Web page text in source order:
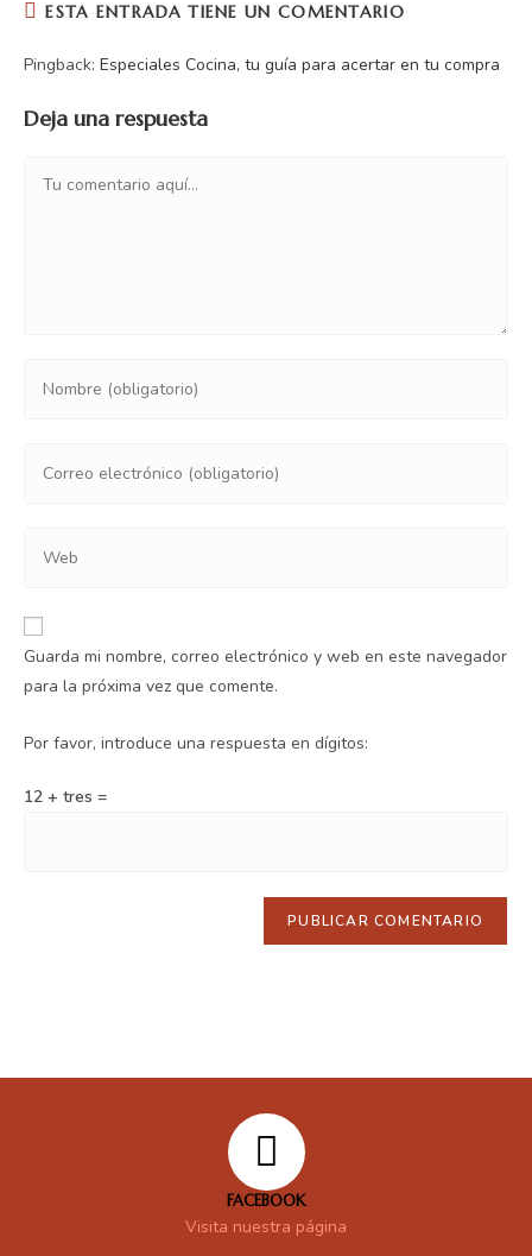
ESTA ENTRADA TIENE UN COMENTARIO
Pingback: Especiales Cocina, tu guía para acertar en tu compra
Deja una respuesta
Guarda mi nombre, correo electrónico y web en este navegador
para la próxima vez que comente.
Por favor, introduce una respuesta en dígitos:
12 + tres =
FACEBOOK
Visita nuestra página